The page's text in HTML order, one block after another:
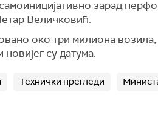
зарад
Величковић.
око три милиона
новијег су датума.
Технички прегледи